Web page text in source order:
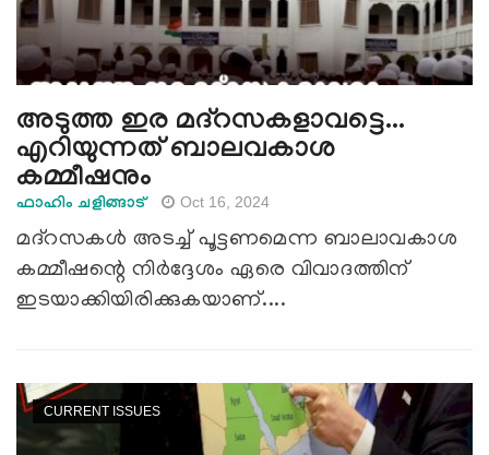
അടുത്ത ഇര മദ്റസകളാവട്ടെ...
എറിയുന്നത് ബാലവകാശ
കമ്മീഷനും
ഫാഹിം ചളിങ്ങാട് Oct 16, 2024
മദ്റസകള്‍ അടച്ച് പൂട്ടണമെന്ന ബാലാവകാശ
കമ്മീഷന്റെ നിര്‍ദ്ദേശം ഏരെ വിവാദത്തിന്
ഇടയാക്കിയിരിക്കുകയാണ്....
CURRENT ISSUES